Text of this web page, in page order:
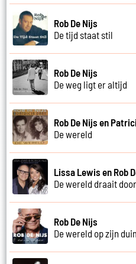
Rob De Nijs
De tijd staat stil
Rob De Nijs
De weg ligt er altijd
Rob De Nijs en
De wereld
Lissa Lewis en Rob
De wereld draait door
Rob De Nijs
De wereld op zijn